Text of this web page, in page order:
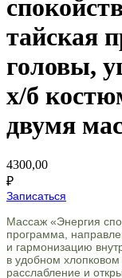
тайская
головы,
х/б
двумя
4300,00
₽
Записаться
Массаж «Энергия
программа,
и гармонизацию
в удобном
расслабление и